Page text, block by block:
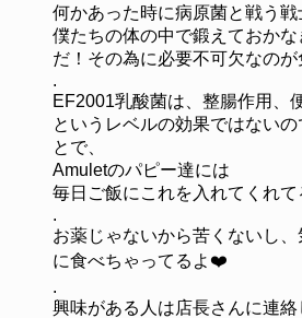
何かあった時に病原菌と戦う戦
僕たちの体の中で鍛えておか
だ！その為に必要不可欠なのが
.
EF2001乳酸菌は、整腸作用、
というレベルの効果ではないの
とで、
Amuletのパピー達には
毎日ご飯にこれを入れてくれて
.
お薬じゃないから苦くないし
に食べちゃってるよ❤️
.
興味がある人は店長さんに連絡